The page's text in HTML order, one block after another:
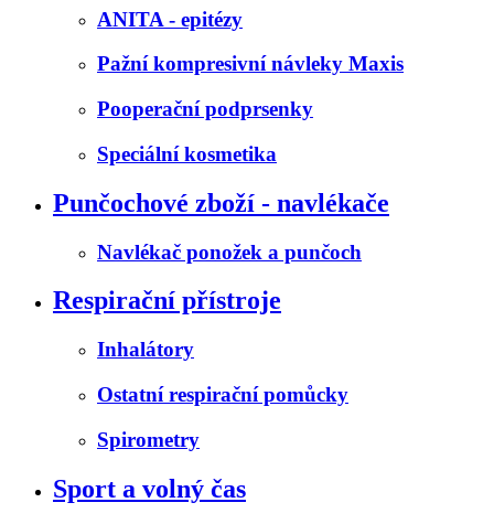
ANITA - epitézy
Pažní kompresivní návleky Maxis
Pooperační podprsenky
Speciální kosmetika
Punčochové zboží - navlékače
Navlékač ponožek a punčoch
Respirační přístroje
Inhalátory
Ostatní respirační pomůcky
Spirometry
Sport a volný čas